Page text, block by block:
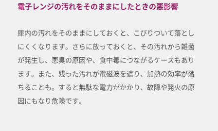
電子レンジの汚れをそのままにしたときの悪影響
庫内の汚れをそのままにしておくと、こびりついて落とし
にくくなります。さらに放っておくと、その汚れから雑菌
が発生し、悪臭の原因や、食中毒につながるケースもあり
ます。また、残った汚れが電磁波を遮り、加熱の効率が落
ちることも。すると無駄な電力がかかり、故障や発火の原
因にもなり危険です。